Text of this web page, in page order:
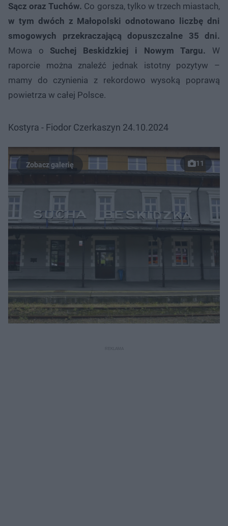
Sącz oraz Tuchów. Co gorsza, tylko w trzech miastach,
w tym dwóch z Małopolski odnotowano liczbę dni
smogowych przekraczającą dopuszczalne 35 dni.
Mowa o Suchej Beskidzkiej i Nowym Targu. W
raporcie można znaleźć jednak istotny pozytyw –
mamy do czynienia z rekordowo wysoką poprawą
powietrza w całej Polsce.
Kostyra - Fiodor Czerkaszyn 24.10.2024
11